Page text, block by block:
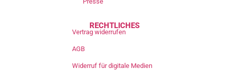
RECHTLICHES
Vertrag widerrufen
AGB
Widerruf für digitale Medien